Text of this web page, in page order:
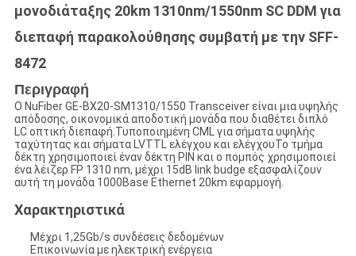
μονοδιάταξης 20km 1310nm/1550nm SC DDM για
διεπαφή παρακολούθησης συμβατή με την SFF-
8472
Περιγραφή
Ο NuFiber GE-BX20-SM1310/1550 Transceiver είναι μια υψηλής
απόδοσης, οικονομικά αποδοτική μονάδα που διαθέτει διπλό
LC οπτική διεπαφή.Τυποποιημένη CML για σήματα υψηλής
ταχύτητας και σήματα LVTTL ελέγχου και ελέγχουΤο τμήμα
δέκτη χρησιμοποιεί έναν δέκτη PIN και ο πομπός χρησιμοποιεί
ένα λέιζερ FP 1310 nm, μέχρι 15dB link budge εξασφαλίζουν
αυτή τη μονάδα 1000Base Ethernet 20km εφαρμογή.
Χαρακτηριστικά
Μέχρι 1,25Gb/s συνδέσεις δεδομένων
Επικοινωνία με ηλεκτρική ενέργεια